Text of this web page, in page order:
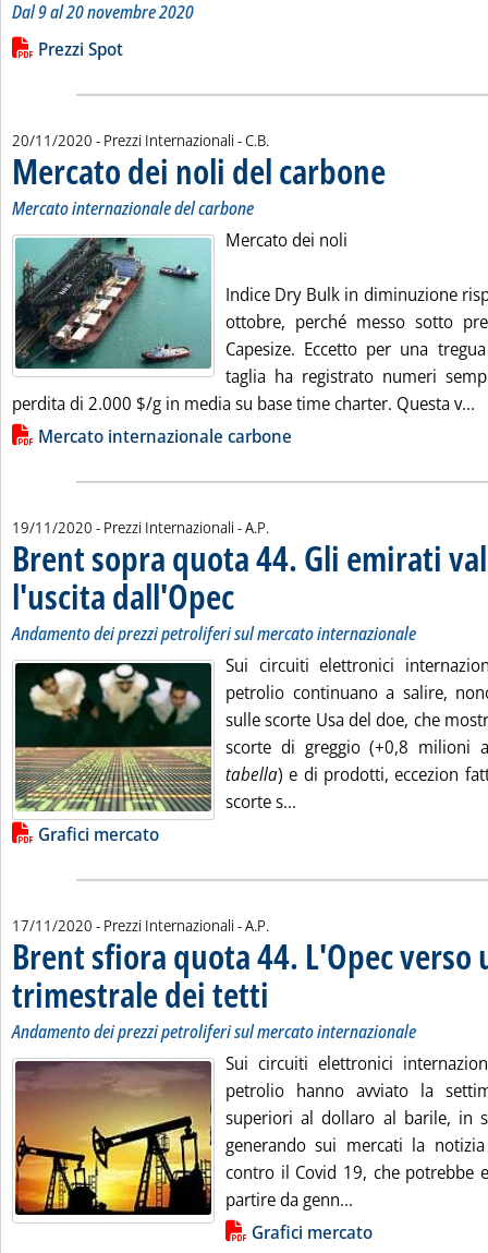
Dal 9 al 20 novembre 2020
Leggi tutta la notizia: 'Variazioni dei riferimenti
Lista allegati PDF alla notizia
Prezzi Spot
20/11/2020 - Prezzi Internazionali -di:
C.B.
Mercato dei noli del carbone
Mercato internazionale del carbone
Mercato dei noli
Indice Dry Bulk in diminuzione
ottobre, perché messo sotto
Capesize. Eccetto per una
taglia ha registrato numeri
perdita di 2.000 $/g in media su base time charter. Questa v...
Lista allegati PDF alla notizia
Mercato internazionale carbone
19/11/2020 - Prezzi Internazionali -di:
A.P.
Brent sopra quota 44. Gli emirati
l'uscita dall'Opec
Andamento dei prezzi petroliferi sul mercato internazionale
Sui circuiti elettronici
petrolio continuano a salire,
sulle scorte Usa del doe, che
scorte di greggio (+0,8
tabella) e di prodotti, eccezion
scorte s...
Lista allegati PDF alla notizia
Grafici mercato
17/11/2020 - Prezzi Internazionali -di:
A.P.
Brent sfiora quota 44. L'Opec verso
trimestrale dei tetti . Sottotitolo: Andamento dei prezzi
. Pubblicata martedì 17 novembre 2020
Andamento dei prezzi petroliferi sul mercato internazionale
Sui circuiti elettronici
petrolio hanno avviato la
superiori al dollaro al barile, in
generando sui mercati la
contro il Covid 19, che potrebbe
partire da genn...
Lista allegati PDF alla notiziaGrafici mercato